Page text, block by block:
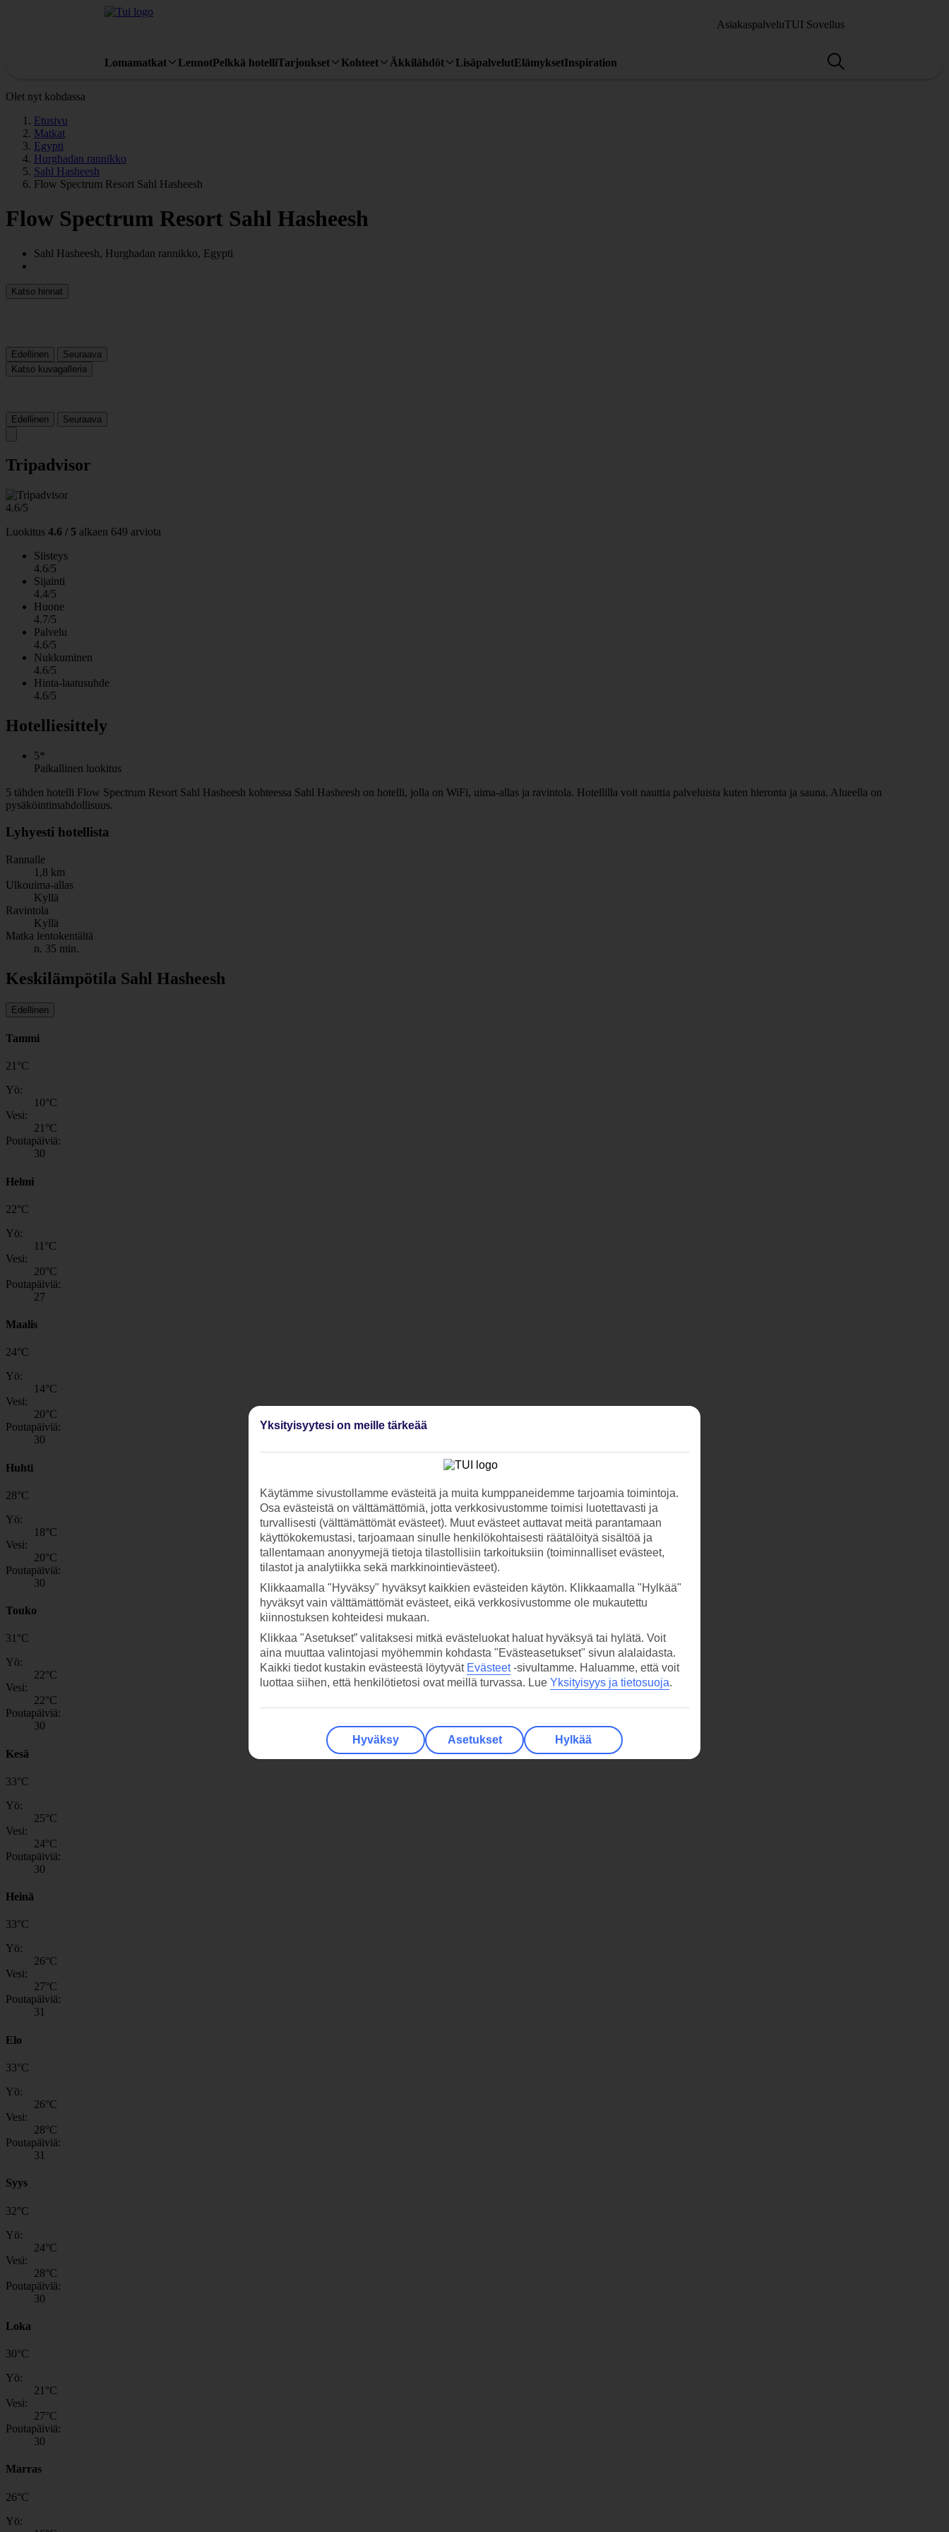
AsiakaspalveluTUI Sovellus
Lomamatkat LennotPelkkä hotelliTarjoukset Kohteet Äkkilähdöt LisäpalvelutElämyksetInspiration
Olet nyt kohdassa
Etusivu
Matkat
Egypti
Hurghadan rannikko
Sahl Hasheesh
Flow Spectrum Resort Sahl Hasheesh
Flow Spectrum Resort Sahl Hasheesh
Sahl Hasheesh, Hurghadan rannikko, Egypti
Katso hinnat
Edellinen
Seuraava
Katso kuvagalleria
Edellinen Seuraava
Tripadvisor
4.6/5
Luokitus 4.6 / 5 alkaen 649 arviota
Siisteys
4.6/5
Sijainti
4.4/5
Huone
4.7/5
Palvelu
4.6/5
Nukkuminen
4.6/5
Hinta-laatusuhde
4.6/5
Hotelliesittely
5*
Paikallinen luokitus
5 tähden hotelli Flow Spectrum Resort Sahl Hasheesh kohteessa Sahl Hasheesh on hotelli, jolla on WiFi, uima-allas ja ravintola. Hotellilla voit nauttia palveluista kuten hieronta ja sauna. Alueella on
pysäköintimahdollisuus.
Lyhyesti hotellista
Rannalle
1,8 km
Ulkouima-allas
Kyllä
Ravintola
Kyllä
Matka lentokentältä
n. 35 min.
Keskilämpötila Sahl Hasheesh
Edellinen
Tammi
21 °C
Yö:
10°C
Vesi:
21 °C
Poutapäiviä:
30
Helmi
22°C
Yö:
11 °C
Vesi:
20°C
Poutapäiviä:
27
Maalis
24°C
Yö:
14°C
Vesi:
20°C
Poutapäiviä:
30
Huhti
28°C
Yö:
18°C
Vesi:
20°C
Poutapäiviä:
30
Touko
31°C
Yö:
22°C
Vesi:
22°C
Poutapäiviä:
30
Kesä
33°C
Yö:
25°C
Vesi:
24°C
Poutapäiviä:
30
Heinä
33°C
Yö:
26°C
Vesi:
27°C
Poutapäiviä:
31
Elo
33°C
Yö:
26°C
Vesi:
28°C
Poutapäiviä:
31
Syys
32°C
Yö:
24°C
Vesi:
28°C
Poutapäiviä:
30
Loka
30°C
Yö:
21 °C
Vesi:
27°C
Poutapäiviä:
30
Marras
26°C
Yö:
Yksityisyytesi on meille tärkeää
Käytämme sivustollamme evästeitä ja muita kumppaneidemme tarjoamia toimintoja.
Osa evästeistä on välttämättömiä, jotta verkkosivustomme toimisi luotettavasti ja
turvallisesti (välttämättömät evästeet). Muut evästeet auttavat meitä parantamaan
käyttökokemustasi, tarjoamaan sinulle henkilökohtaisesti räätälöityä sisältöä ja
tallentamaan anonyymejä tietoja tilastollisiin tarkoituksiin (toiminnalliset evästeet,
tilastot ja analytiikka sekä markkinointievästeet).
Klikkaamalla "Hyväksy" hyväksyt kaikkien evästeiden käytön. Klikkaamalla "Hylkää"
hyväksyt vain välttämättömät evästeet, eikä verkkosivustomme ole mukautettu
kiinnostuksen kohteidesi mukaan.
Klikkaa "Asetukset” valitaksesi mitkä evästeluokat haluat hyväksyä tai hylätä. Voit
aina muuttaa valintojasi myöhemmin kohdasta "Evästeasetukset" sivun alalaidasta.
Kaikki tiedot kustakin evästeestä löytyvät Evästeet-sivultamme. Haluamme, että voit
luottaa siihen, että henkilötietosi ovat meillä turvassa. Lue Yksityisyys ja tietosuoja.
Hyväksy Asetukset Hylkää